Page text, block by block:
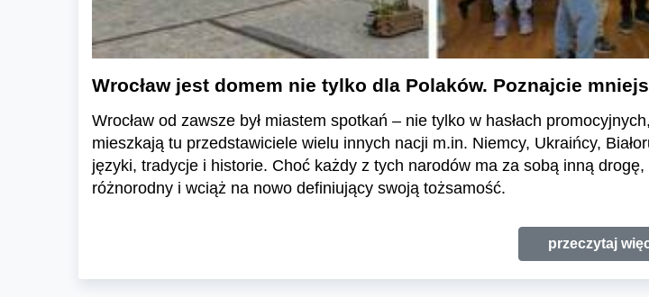
Wrocław jest domem nie tylko dla Polaków. Poznajcie
Wrocław od zawsze był miastem spotkań – nie tylko w hasłach
mieszkają tu przedstawiciele wielu innych nacji m.in. Niemcy, Ukraińcy,
języki, tradycje i historie. Choć każdy z tych narodów ma za sobą inną drogę,
różnorodny i wciąż na nowo definiujący swoją tożsamość.
przeczytaj